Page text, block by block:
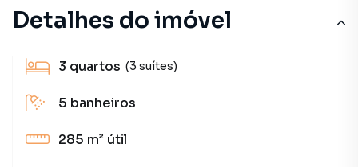
Detalhes do imóvel
3 quartos (3 suítes)
5 banheiros
285 m² útil